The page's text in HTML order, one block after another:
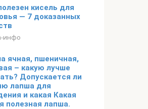
кисель для
— 7 доказанных
инфо
ячная, пшеничная,
– какую лучше
Допускается ли
лапша для
и какая Какая
полезная лапша.